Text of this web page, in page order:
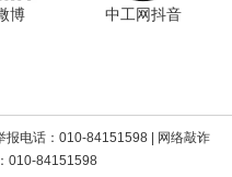
博 中工网抖音
报电话：010-84151598 | 网络敲诈
010-84151598